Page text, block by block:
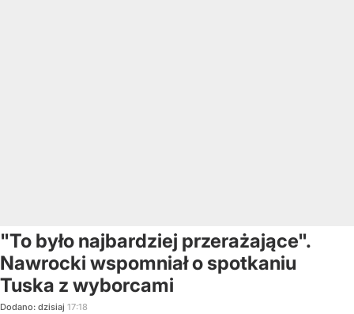
"To było najbardziej przerażające".
Nawrocki wspomniał o spotkaniu
Tuska z wyborcami
Dodano: dzisiaj 17:18